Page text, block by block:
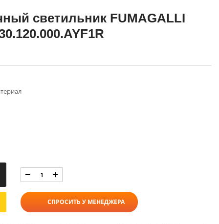
светильник FUMAGALLI
СПРОСИТЬ У МЕНЕДЖЕРА